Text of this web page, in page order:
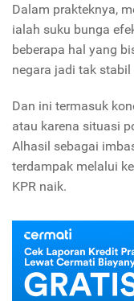
Dalam prakteknya,
ialah suku bunga
beberapa hal yang
negara jadi tak
Dan ini termasuk
atau karena situasi
Alhasil sebagai
terdampak melalui
KPR naik.